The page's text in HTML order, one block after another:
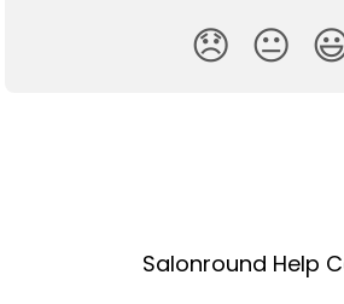
😞 😐
Salonround Help